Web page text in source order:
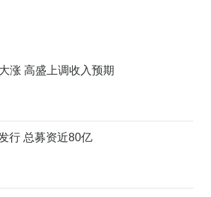
涨 高盛上调收入预期
行 总募资近80亿